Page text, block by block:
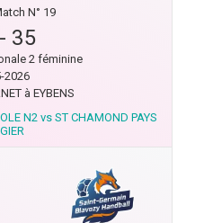
N° 19
- 35
2 féminine
2026
à EYBENS
N2 vs ST CHAMOND PAYS